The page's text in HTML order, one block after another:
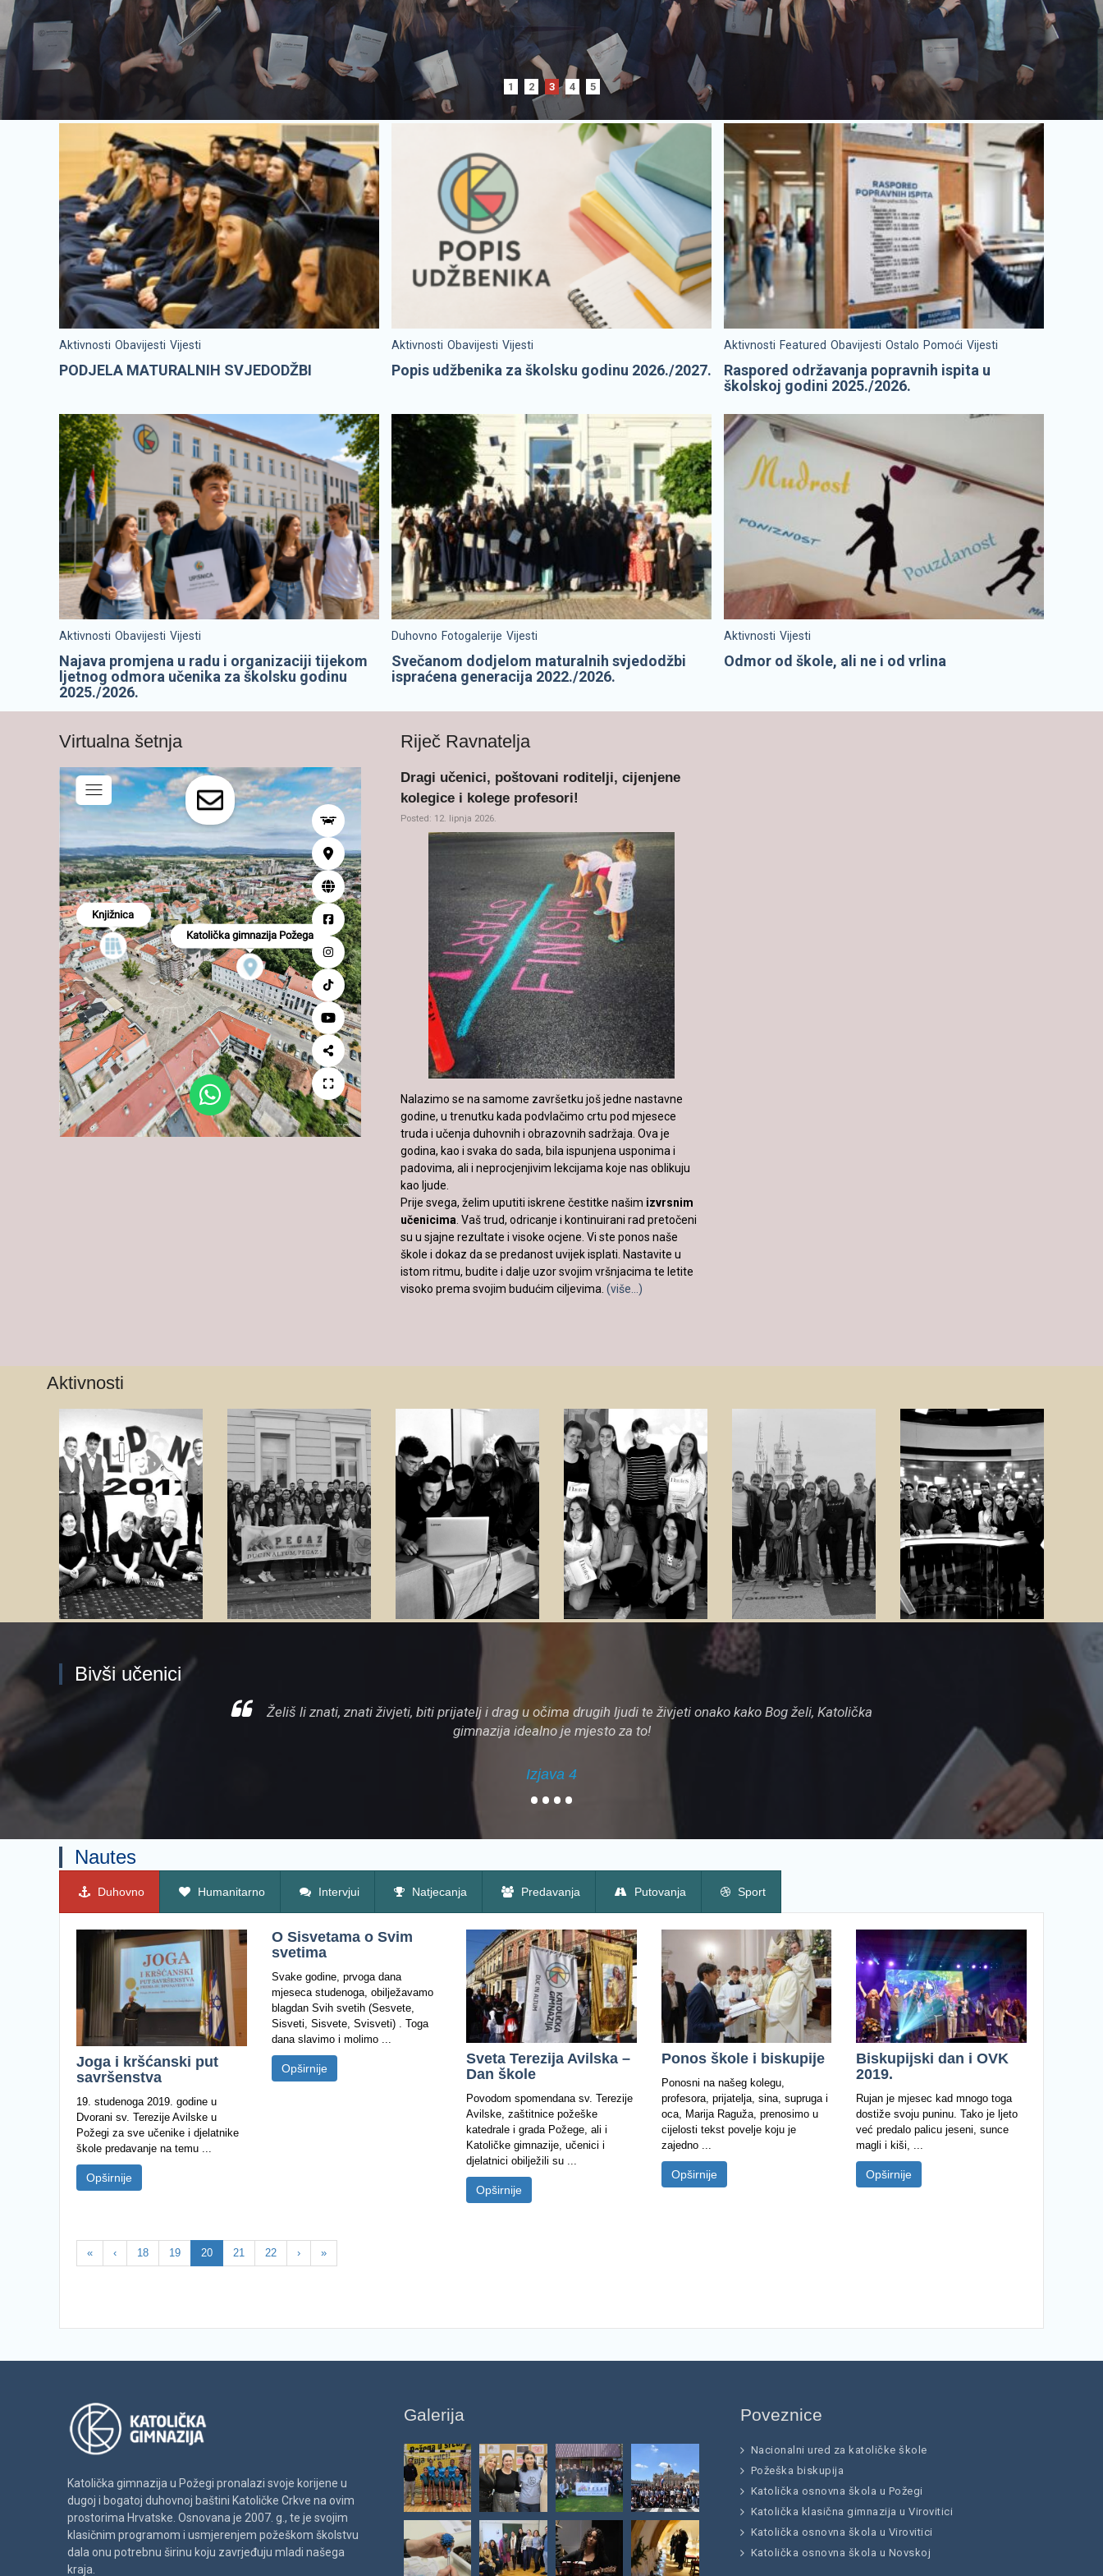
1 2 3 4 5
Aktivnosti Obavijesti Vijesti
PODJELA MATURALNIH SVJEDODŽBI
Aktivnosti Obavijesti Vijesti
Popis udžbenika za školsku godinu 2026./2027.
Aktivnosti Featured Obavijesti Ostalo Pomoći Vijesti
Raspored održavanja popravnih ispita u
školskoj godini 2025./2026.
Aktivnosti Obavijesti Vijesti
Najava promjena u radu i organizaciji tijekom
ljetnog odmora učenika za školsku godinu
2025./2026.
Duhovno Fotogalerije Vijesti
Svečanom dodjelom maturalnih svjedodžbi
ispraćena generacija 2022./2026.
Aktivnosti Vijesti
Odmor od škole, ali ne i od vrlina
Virtualna šetnja Riječ Ravnatelja
Dragi učenici, poštovani roditelji, cijenjene
kolegice i kolege profesori!
Posted: 12. lipnja 2026.
Nalazimo se na samome završetku još jedne nastavne
godine, u trenutku kada podvlačimo crtu pod mjesece
truda i učenja duhovnih i obrazovnih sadržaja. Ova je
godina, kao i svaka do sada, bila ispunjena usponima i
padovima, ali i neprocjenjivim lekcijama koje nas oblikuju
kao ljude.
Prije svega, želim uputiti iskrene čestitke našim izvrsnim
učenicima . Vaš trud, odricanje i kontinuirani rad pretočeni
su u sjajne rezultate i visoke ocjene. Vi ste ponos naše
škole i dokaz da se predanost uvijek isplati. Nastavite u
istom ritmu, budite i dalje uzor svojim vršnjacima te letite
visoko prema svojim budućim ciljevima. (više…)
Aktivnosti
Dramsko-
jezična
radionica
Zanima
me
Školsko
planinarsko
društvo
Pegaz
Zanima
me
KRUG
Novinarska
družina
Zanima
me
Školski
glazbeni
sastav
Zanima
me
TV sekcija
Zanima
me
Bivši učenici
••••
Škola ima kvalitetne i obrazovane profesore koji se trude usmjeravati učenike u pravom smjeru te imaju
individualan pristup svakom od učenika.
Izjava 2
Nautes
Duhovno Humanitarno Intervjui Natjecanja Predavanja Putovanja Sport
Joga i kršćanski put
savršenstva
19. studenoga 2019. godine u
Dvorani sv. Terezije Avilske u
Požegi za sve učenike i djelatnike
škole predavanje na temu ...
Opširnije
O Sisvetama o Svim
svetima
Svake godine, prvoga dana
mjeseca studenoga, obilježavamo
blagdan Svih svetih (Sesvete,
Sisveti, Sisvete, Svisveti) . Toga
dana slavimo i molimo ...
Opširnije
Sveta Terezija Avilska –
Dan škole
Povodom spomendana sv. Terezije
Avilske, zaštitnice požeške
katedrale i grada Požege, ali i
Katoličke gimnazije, učenici i
djelatnici obilježili su ...
Opširnije
Ponos škole i biskupije
Ponosni na našeg kolegu,
profesora, prijatelja, sina, supruga i
oca, Marija Raguža, prenosimo u
cijelosti tekst povelje koju je
zajedno ...
Opširnije
Biskupijski dan i OVK
2019.
Rujan je mjesec kad mnogo toga
dostiže svoju puninu. Tako je ljeto
već predalo palicu jeseni, sunce
magli i kiši, ...
Opširnije
« ‹ 18 19 20 21 22 › »
Katolička gimnazija u Požegi pronalazi svoje korijene u
dugoj i bogatoj duhovnoj baštini Katoličke Crkve na ovim
prostorima Hrvatske. Osnovana je 2007. g., te je svojim
klasičnim programom i usmjerenjem požeškom školstvu
dala onu potrebnu širinu koju zavrjeđuju mladi našega
kraja.
Galerija Poveznice
Nacionalni ured za katoličke škole
Požeška biskupija
Katolička osnovna škola u Požegi
Katolička klasična gimnazija u Virovitici
Katolička osnovna škola u Virovitici
Katolička osnovna škola u Novskoj